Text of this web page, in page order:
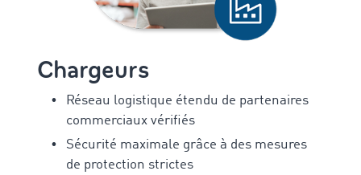
Chargeurs
Réseau logistique étendu de partenaires
commerciaux vérifiés
Sécurité maximale grâce à des mesures
de protection strictes